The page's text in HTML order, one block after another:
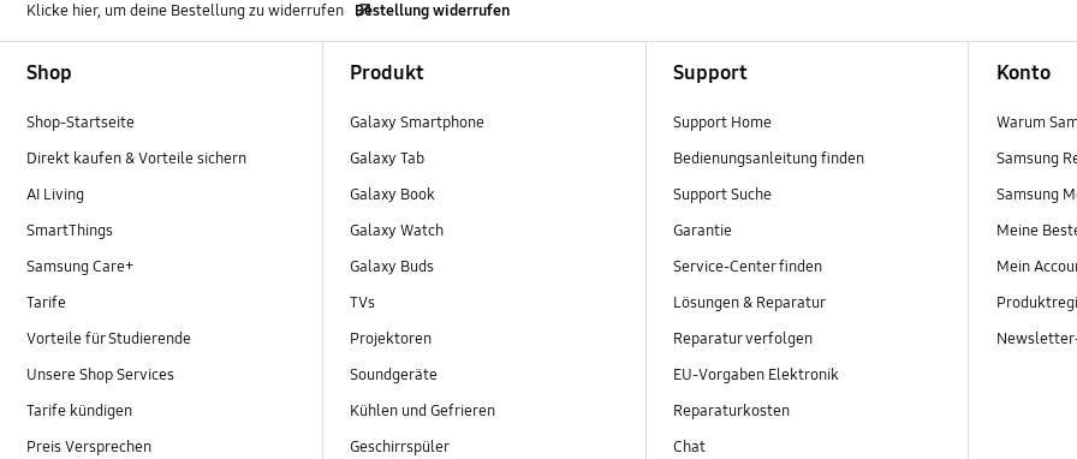
Klicke hier, um deine Bestellung zu widerrufen Bestellung widerrufen
Shop
Shop-Startseite
Direkt kaufen & Vorteile sichern
AI Living
SmartThings
Samsung Care+
Tarife
Vorteile für Studierende
Unsere Shop Services
Tarife kündigen
Preis Versprechen
Produkt
Galaxy Smartphone
Galaxy Tab
Galaxy Book
Galaxy Watch
Galaxy Buds
TVs
Projektoren
Soundgeräte
Kühlen und Gefrieren
Geschirrspüler
Support
Support Home
Bedienungsanleitung finden
Support Suche
Garantie
Service-Center finden
Lösungen & Reparatur
Reparatur verfolgen
EU-Vorgaben Elektronik
Reparaturkosten
Chat
Konto
Warum
Samsung
Samsung
Meine
Mein